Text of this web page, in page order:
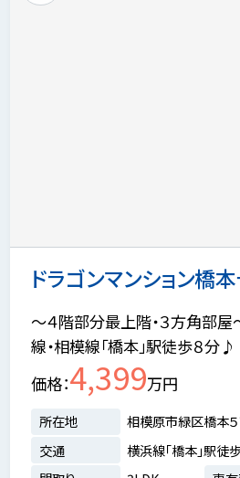
ドラゴンマンション橋
～４階部分最上階・３方角部
線・相模線「橋本」駅徒歩８分♪
価格 4,399万円
所在地
相模原市緑区橋本
交通
横浜線「橋本」駅徒